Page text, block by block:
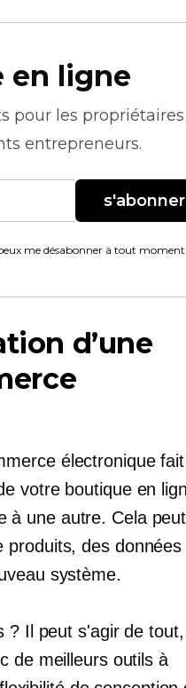
en ligne
pour les
entrepreneurs.
s'abonner
me désabonner à tout
d’une
électronique fait
votre boutique en
à une autre. Cela
produits, des
système.
? Il peut s'agir de
de meilleurs outils à